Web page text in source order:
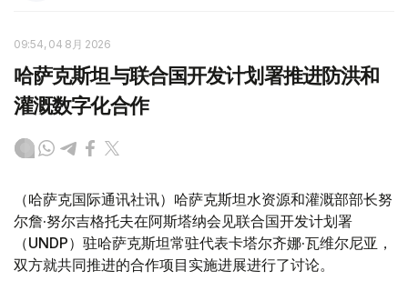
09:54, 04 8月 2026
哈萨克斯坦与联合国开发计划署推进防洪和
灌溉数字化合作
（哈萨克国际通讯社讯）哈萨克斯坦水资源和灌溉部部长努
尔詹·努尔吉格托夫在阿斯塔纳会见联合国开发计划署
（UNDP）驻哈萨克斯坦常驻代表卡塔尔齐娜·瓦维尔尼亚，
双方就共同推进的合作项目实施进展进行了讨论。